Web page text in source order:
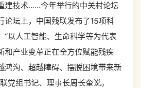
建技术……今年举行的中关村论坛
论坛上，中国残联发布了15项科
“以人工智能、生命科学等为代表
和产业变革正在全方位赋能残疾
鸿沟、超越障碍、摆脱困境带来新
党组书记、理事长周长奎说。